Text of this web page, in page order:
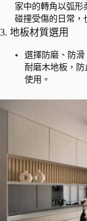
家中的轉角以弧形
碰撞受傷的日常，
3. 地板材質選用
選擇防磨、防
耐磨木地板，
使用。